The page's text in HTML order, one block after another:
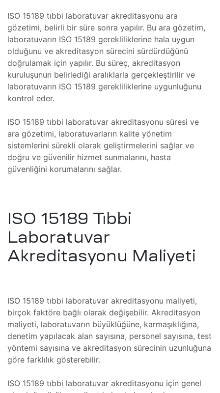
ve
ISO 15189 tıbbi laboratuvar akreditasyonu ara
gözetimi, belirli bir süre sonra yapılır. Bu ara gözetim,
laboratuvarın ISO 15189 gerekliliklerine hala uygun
olduğunu ve akreditasyon sürecini sürdürdüğünü
doğrulamak için yapılır. Bu süreç, akreditasyon
kuruluşunun belirlediği aralıklarla gerçekleştirilir ve
laboratuvarın ISO 15189 gerekliliklerine uygunluğunu
kontrol eder.
ISO 15189 tıbbi laboratuvar akreditasyonu süresi ve
ara gözetimi, laboratuvarların kalite yönetim
sistemlerini sürekli olarak geliştirmelerini sağlar ve
doğru ve güvenilir hizmet sunmalarını, hasta
güvenliğini korumalarını sağlar.
ISO 15189 Tıbbi
Laboratuvar
Akreditasyonu Maliyeti
ISO 15189 tıbbi laboratuvar akreditasyonu maliyeti,
birçok faktöre bağlı olarak değişebilir. Akreditasyon
maliyeti, laboratuvarın büyüklüğüne, karmaşıklığına,
denetim yapılacak alan sayısına, personel sayısına, test
yöntemi sayısına ve akreditasyon sürecinin uzunluğuna
göre farklılık gösterebilir.
ISO 15189 tıbbi laboratuvar akreditasyonu için genel
ve
Cihazı